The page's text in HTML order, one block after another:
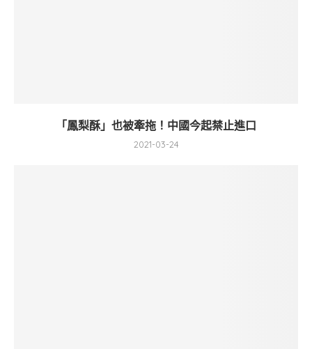
「鳳梨酥」也被牽拖！中國今起禁止進口
2021-03-24